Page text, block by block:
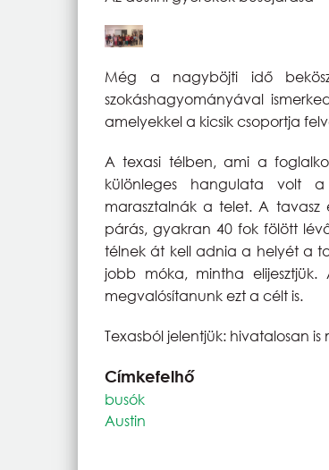
Még a nagyböjti idő
szokáshagyományával
amelyekkel a kicsik csoportja
A texasi télben, ami a
különleges hangulata volt
marasztalnák a telet. A
párás, gyakran 40 fok fölött
télnek át kell adnia a helyét a
jobb móka, mintha
megvalósítanunk ezt a célt is.
Texasból jelentjük: hivatalosan
Címkefelhő
busók
Austin